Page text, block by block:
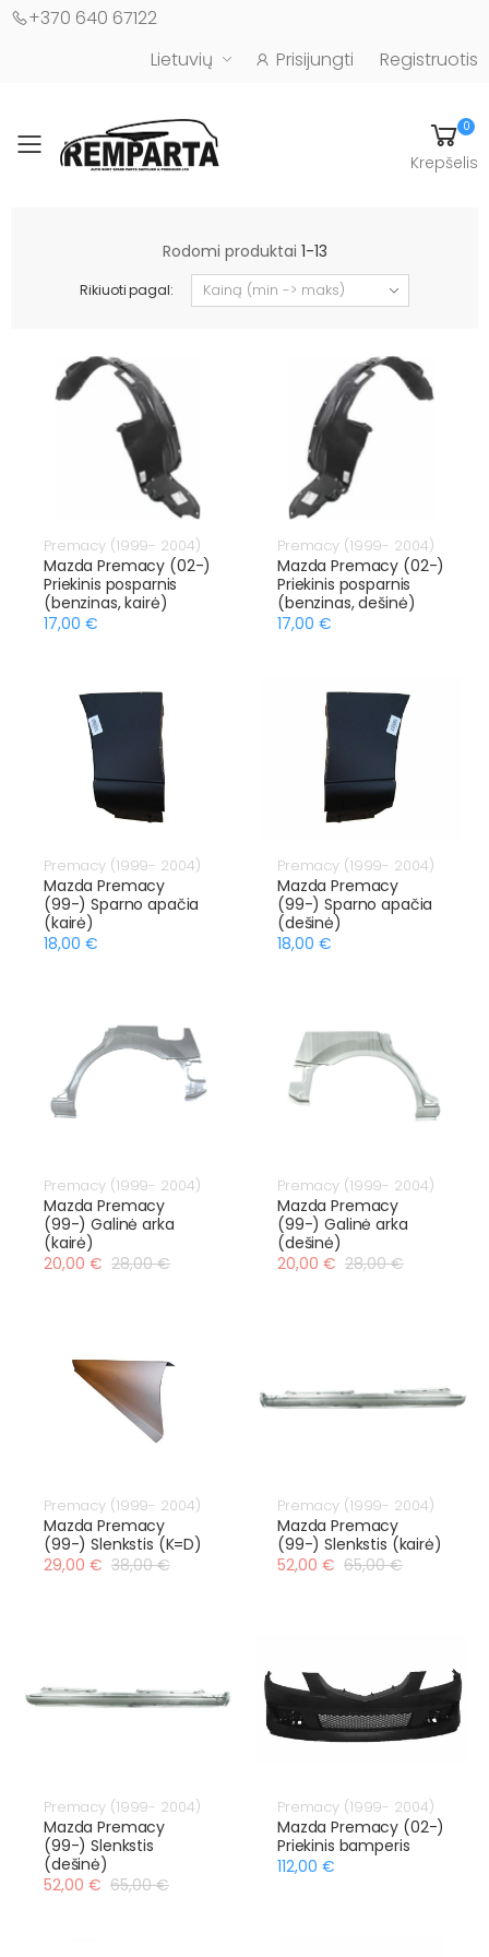
+370 640 67122
Lietuvių
Prisijungti Registruotis
Toggle mobile menu
0
Krepšelis
Rodomi produktai 1-13
Rikiuoti pagal:
Premacy (1999- 2004)
Mazda Premacy (02-)
Priekinis posparnis
(benzinas, kairė)
17,00 €
Premacy (1999- 2004)
Mazda Premacy (02-)
Priekinis posparnis
(benzinas, dešinė)
17,00 €
Premacy (1999- 2004)
Mazda Premacy
(99-) Sparno apačia
(kairė)
18,00 €
Premacy (1999- 2004)
Mazda Premacy
(99-) Sparno apačia
(dešinė)
18,00 €
Premacy (1999- 2004)
Mazda Premacy
(99-) Galinė arka
(kairė)
20,00 € 28,00 €
Premacy (1999- 2004)
Mazda Premacy
(99-) Galinė arka
(dešinė)
20,00 € 28,00 €
Premacy (1999- 2004)
Mazda Premacy
(99-) Slenkstis (K=D)
29,00 € 38,00 €
Premacy (1999- 2004)
Mazda Premacy
(99-) Slenkstis (kairė)
52,00 € 65,00 €
Premacy (1999- 2004)
Mazda Premacy
(99-) Slenkstis
(dešinė)
52,00 € 65,00 €
Premacy (1999- 2004)
Mazda Premacy (02-)
Priekinis bamperis
112,00 €